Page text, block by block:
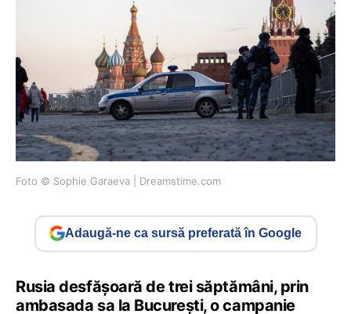
Foto © Sophie Garaeva | Dreamstime.com
Adaugă-ne ca sursă preferată în Google
Rusia desfășoară de trei săptămâni, prin
ambasada sa la București, o campanie